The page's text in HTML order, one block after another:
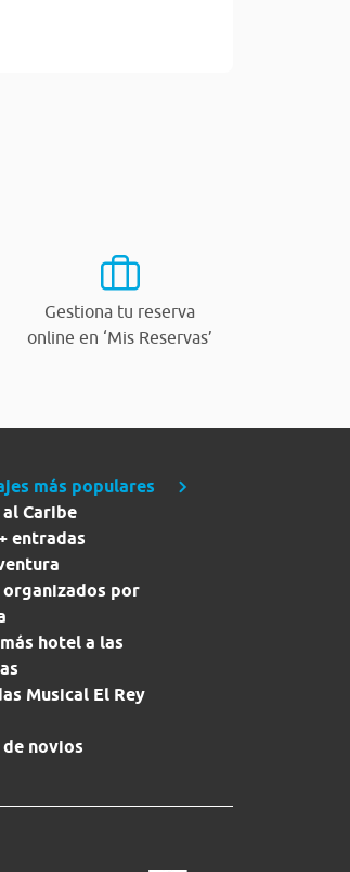
Gestiona tu reserva
online en ‘Mis Reservas’
más populares
Caribe
entradas
por
hotel a las
Musical El Rey
novios